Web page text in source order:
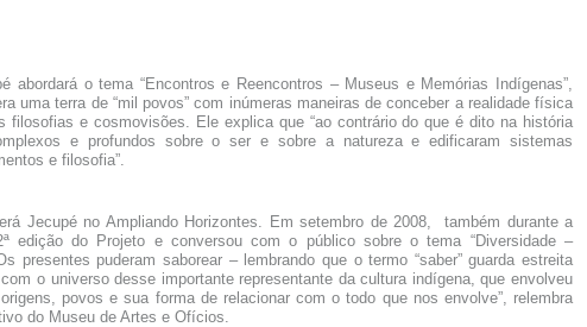
abordará o tema “Encontros e Reencontros – Museus e Memórias Indígenas”,
uma terra de “mil povos” com inúmeras maneiras de conceber a realidade física
filosofias e cosmovisões. Ele explica que “ao contrário do que é dito na história
e profundos sobre o ser e sobre a natureza e edificaram sistemas
e filosofia”.
Jecupé no Ampliando Horizontes. Em setembro de 2008, também durante a
edição do Projeto e conversou com o público sobre o tema “Diversidade –
presentes puderam saborear – lembrando que o termo “saber” guarda estreita
o universo desse importante representante da cultura indígena, que envolveu
povos e sua forma de relacionar com o todo que nos envolve”, relembra
do Museu de Artes e Ofícios.